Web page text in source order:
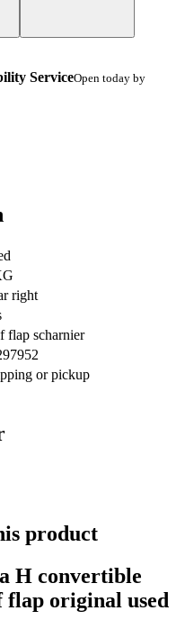
ServiceOpen today by
right
flap scharnier
or pickup
product
H convertible
flap original used